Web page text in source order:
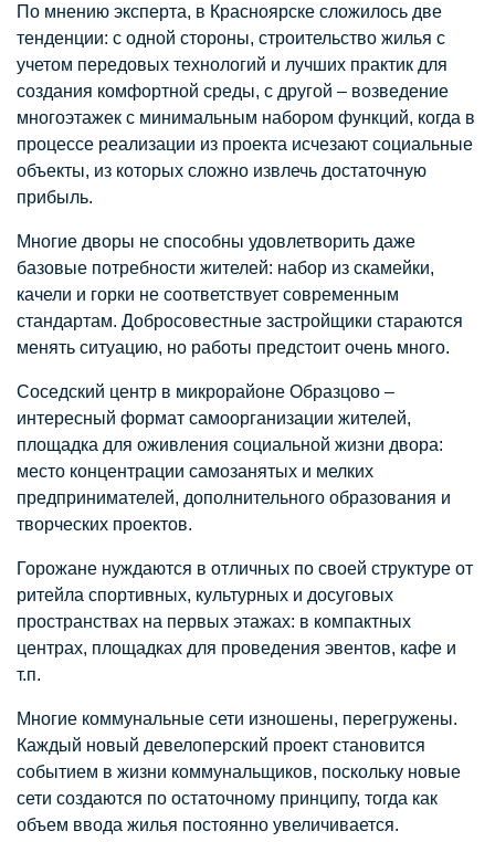
По мнению эксперта, в Красноярске сложилось две
тенденции: с одной стороны, строительство жилья с
учетом передовых технологий и лучших практик для
создания комфортной среды, с другой – возведение
многоэтажек с минимальным набором функций, когда в
процессе реализации из проекта исчезают социальные
объекты, из которых сложно извлечь достаточную
прибыль.
Многие дворы не способны удовлетворить даже
базовые потребности жителей: набор из скамейки,
качели и горки не соответствует современным
стандартам. Добросовестные застройщики стараются
менять ситуацию, но работы предстоит очень много.
Соседский центр в микрорайоне Образцово –
интересный формат самоорганизации жителей,
площадка для оживления социальной жизни двора:
место концентрации самозанятых и мелких
предпринимателей, дополнительного образования и
творческих проектов.
Горожане нуждаются в отличных по своей структуре от
ритейла спортивных, культурных и досуговых
пространствах на первых этажах: в компактных
центрах, площадках для проведения эвентов, кафе и
т.п.
Многие коммунальные сети изношены, перегружены.
Каждый новый девелоперский проект становится
событием в жизни коммунальщиков, поскольку новые
сети создаются по остаточному принципу, тогда как
объем ввода жилья постоянно увеличивается.